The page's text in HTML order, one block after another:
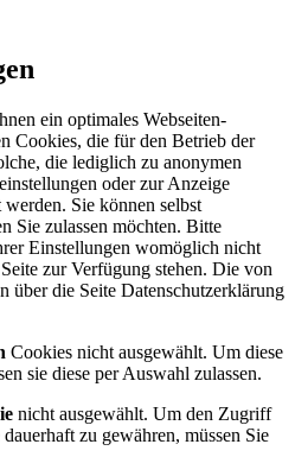
ein optimales Webseiten-
Cookies, die für den Betrieb der
die lediglich zu anonymen
oder zur Anzeige
Sie können selbst
Sie zulassen möchten. Bitte
Einstellungen womöglich nicht
zur Verfügung stehen. Die von
über die Seite Datenschutzerklärung
Cookies nicht ausgewählt. Um diese
sie diese per Auswahl zulassen.
nicht ausgewählt. Um den Zugriff
zu gewähren, müssen Sie